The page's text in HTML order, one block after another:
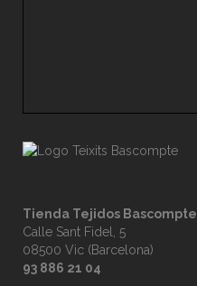
Tienda Tejidos Bascompte
Calle Sant Fidel, 5
08500 Vic (Barcelona)
93 886 21 04